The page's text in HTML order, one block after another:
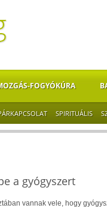
FOGYÓKÚRA
SPIRITUÁLIS
a gyógyszert
vannak vele, hogy